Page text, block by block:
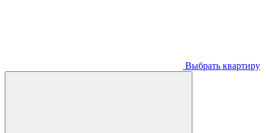
Выбрать квартиру